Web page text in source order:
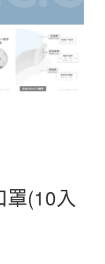
罩(10入